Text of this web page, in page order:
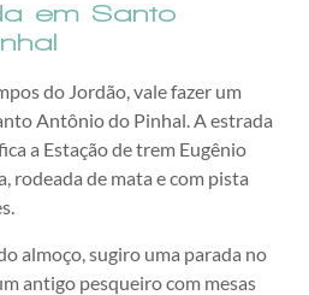
em Santo
do Jordão, vale fazer um
Antônio do Pinhal. A estrada
a Estação de trem Eugênio
rodeada de mata e com pista
almoço, sugiro uma parada no
um antigo pesqueiro com mesas